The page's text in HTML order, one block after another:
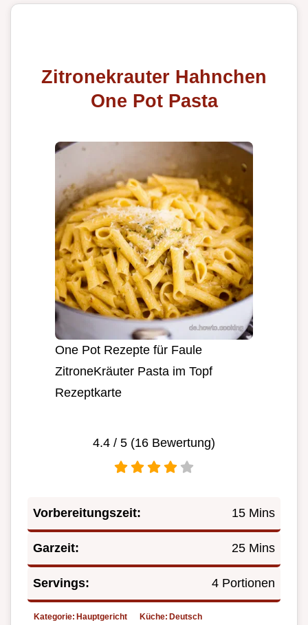
Zitronekrauter Hahnchen
One Pot Pasta
One Pot Rezepte für Faule
ZitroneKräuter Pasta im Topf
Rezeptkarte
4.4 / 5 (16 Bewertung)
Vorbereitungszeit: 15 Mins
Garzeit: 25 Mins
Servings: 4 Portionen
Kategorie: Hauptgericht Küche: Deutsch